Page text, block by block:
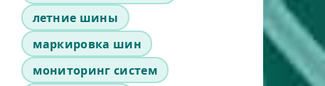
летние шины
маркировка шин
мониторинг систем